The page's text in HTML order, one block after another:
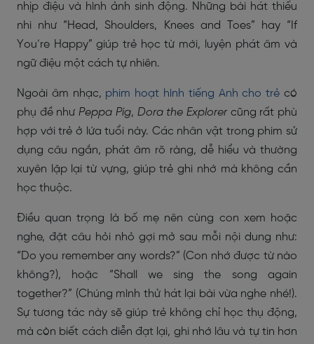
nhịp điệu và hình ảnh sinh động. Những bài hát thiếu
nhi như “Head, Shoulders, Knees and Toes” hay “If
You’re Happy” giúp trẻ học từ mới, luyện phát âm và
ngữ điệu một cách tự nhiên.
Ngoài âm nhạc, phim hoạt hình tiếng Anh cho trẻ có
phụ đề nhưPeppa Pig, Dora the Explorercũng rất phù
hợp với trẻ ở lứa tuổi này. Các nhân vật trong phim sử
dụng câu ngắn, phát âm rõ ràng, dễ hiểu và thường
xuyên lặp lại từ vựng, giúp trẻ ghi nhớ mà không cần
học thuộc.
Điều quan trọng là bố mẹ nên cùng con xem hoặc
nghe, đặt câu hỏi nhỏ gợi mở sau mỗi nội dung như:
“Do you remember any words?” (Con nhớ được từ nào
không?), hoặc “Shall we sing the song again
together?” (Chúng mình thử hát lại bài vừa nghe nhé!).
Sự tương tác này sẽ giúp trẻ không chỉ học thụ động,
mà còn biết cách diễn đạt lại, ghi nhớ lâu và tự tin hơn